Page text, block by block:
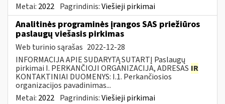
Metai: 2022 Pagrindinis:Viešieji pirkimai
Analitinės programinės įrangos SAS priežiūros
paslaugų viešasis pirkimas
Web turinio sąrašas 2022-12-28
INFORMACIJA APIE SUDARYTĄ SUTARTĮ Paslaugų
pirkimai I. PERKANČIOJI ORGANIZACIJA, ADRESAS IR
KONTAKTINIAI DUOMENYS: I.1. Perkančiosios
organizacijos pavadinimas...
Metai: 2022 Pagrindinis:Viešieji pirkimai